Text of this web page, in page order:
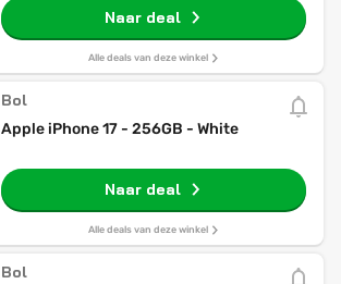
Naar deal
Alle deals van deze winkel
Bol
Apple iPhone 17 - 256GB - White
Naar deal
Alle deals van deze winkel
Bol